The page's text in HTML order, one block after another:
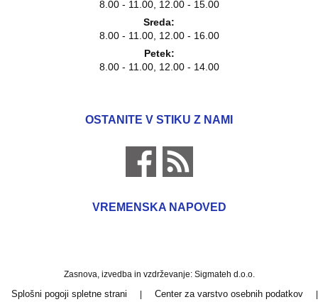
8.00 - 11.00, 12.00 - 15.00
Sreda:
8.00 - 11.00, 12.00 - 16.00
Petek:
8.00 - 11.00, 12.00 - 14.00
OSTANITE V STIKU Z NAMI
VREMENSKA NAPOVED
Zasnova, izvedba in vzdrževanje: Sigmateh d.o.o.
Splošni pogoji spletne strani Center za varstvo osebnih podatkov